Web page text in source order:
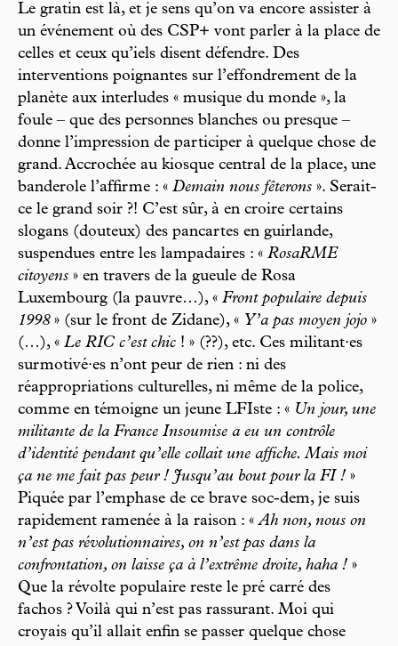
Le gratin est là, et je sens qu’on va encore assister à
un événement où des CSP+ vont parler à la place de
celles et ceux qu’iels disent défendre. Des
interventions poignantes sur l’effondrement de la
planète aux interludes « musique du monde », la
foule – que des personnes blanches ou presque –
donne l’impression de participer à quelque chose de
grand. Accrochée au kiosque central de la place, une
banderole l’affirme : « Demain nous fêterons ». Serait-
ce le grand soir ?! C’est sûr, à en croire certains
slogans (douteux) des pancartes en guirlande,
suspendues entre les lampadaires : « RosaRME
citoyens » en travers de la gueule de Rosa
Luxembourg (la pauvre…), « Front populaire depuis
1998» (sur le front de Zidane), « Y’a pas moyen jojo »
(…), « Le RIC c’est chic ! » (??), etc. Ces militant·es
surmotivé·es n’ont peur de rien : ni des
réappropriations culturelles, ni même de la police,
comme en témoigne un jeune LFIste : « Un jour, une
militante de la France Insoumise a eu un contrôle
d’identité pendant qu’elle collait une affiche. Mais moi
ça ne me fait pas peur ! Jusqu’au bout pour la FI ! »
Piquée par l’emphase de ce brave soc-dem, je suis
rapidement ramenée à la raison : «Ah non, nous on
n’est pas révolutionnaires, on n’est pas dans la
confrontation, on laisse ça à l’extrême droite, haha ! »
Que la révolte populaire reste le pré carré des
fachos ? Voilà qui n’est pas rassurant. Moi qui
croyais qu’il allait enfin se passer quelque chose